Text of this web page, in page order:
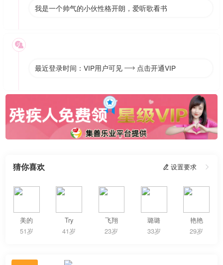
我是一个帅气的小伙性格开朗，爱听歌看书

最近登录时间：VIP用户可见  点击开通VIP
猜你喜欢  设置要求 
美的
51岁
Try
41岁
飞翔
23岁
璐璐
33岁
艳艳
29岁